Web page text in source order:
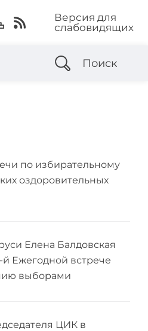
Версия для
слабовидящих
Поиск
по избирательному
оздоровительных
Елена Балдовская
й Ежегодной встрече
выборами
ЦИК в